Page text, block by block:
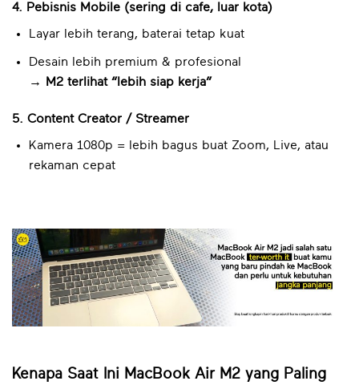
4. Pebisnis Mobile (sering di cafe, luar kota)
Layar lebih terang, baterai tetap kuat
Desain lebih premium & profesional
→ M2 terlihat “lebih siap kerja”
5. Content Creator / Streamer
Kamera 1080p = lebih bagus buat Zoom, Live, atau
rekaman cepat
Kenapa Saat Ini MacBook Air M2 yang Paling